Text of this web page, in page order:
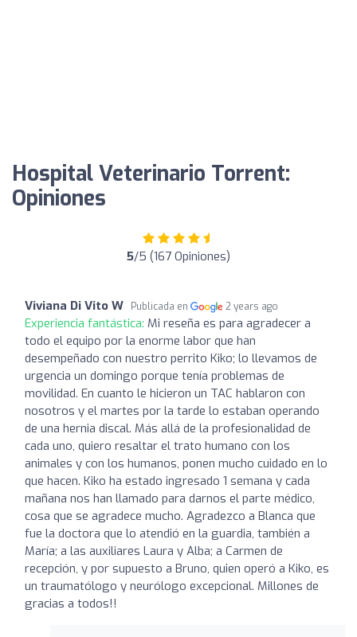
Hospital Veterinario Torrent:
Opiniones
5/5 (167 Opiniones)
Viviana Di Vito W Publicada en 2 years ago
Experiencia fantástica: Mi reseña es para agradecer a
todo el equipo por la enorme labor que han
desempeñado con nuestro perrito Kiko; lo llevamos de
urgencia un domingo porque tenía problemas de
movilidad. En cuanto le hicieron un TAC hablaron con
nosotros y el martes por la tarde lo estaban operando
de una hernia discal. Más allá de la profesionalidad de
cada uno, quiero resaltar el trato humano con los
animales y con los humanos, ponen mucho cuidado en lo
que hacen. Kiko ha estado ingresado 1 semana y cada
mañana nos han llamado para darnos el parte médico,
cosa que se agradece mucho. Agradezco a Blanca que
fue la doctora que lo atendió en la guardia, también a
María; a las auxiliares Laura y Alba; a Carmen de
recepción, y por supuesto a Bruno, quien operó a Kiko, es
un traumatólogo y neurólogo excepcional. Millones de
gracias a todos!!